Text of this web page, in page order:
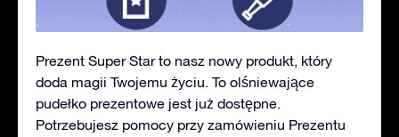
Prezent Super Star to nasz nowy produkt, który
doda magii Twojemu życiu. To olśniewające
pudełko prezentowe jest już dostępne.
Potrzebujesz pomocy przy zamówieniu Prezentu